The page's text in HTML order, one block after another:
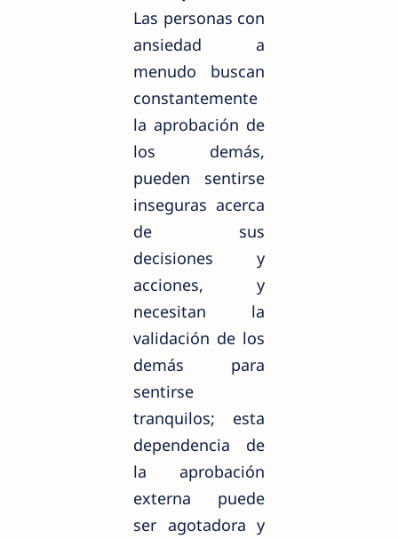
Las personas con
ansiedad a
menudo buscan
constantemente
la aprobación de
los demás,
pueden sentirse
inseguras acerca
de sus
decisiones y
acciones, y
necesitan la
validación de los
demás para
sentirse
tranquilos; esta
dependencia de
la aprobación
externa puede
ser agotadora y